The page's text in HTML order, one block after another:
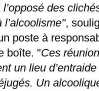
des
l’alcoolisme",
poste à
boîte. "Ces
un lieu
Un